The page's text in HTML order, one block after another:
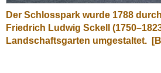
Der Schlosspark wurde 1788
Friedrich Ludwig Sckell
Landschaftsgarten umgestaltet.